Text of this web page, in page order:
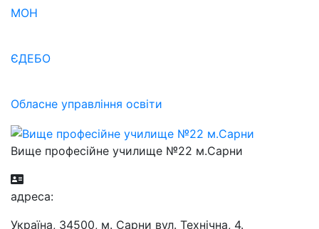
МОН
ЄДЕБО
Обласне управління освіти
Вище професійне училище №22 м.Сарни
aдресa:
Україна, 34500, м. Сарни вул. Технічна, 4.